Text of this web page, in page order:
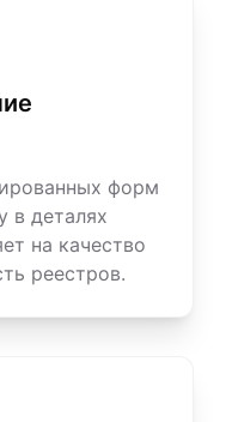
форм
в деталях
на качество
реестров.